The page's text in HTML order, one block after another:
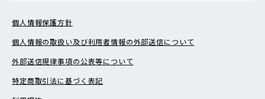
個人情報保護方針
個人情報の取扱い及び利用者情報の外部送信について
外部送信規律事項の公表等について
特定商取引法に基づく表記